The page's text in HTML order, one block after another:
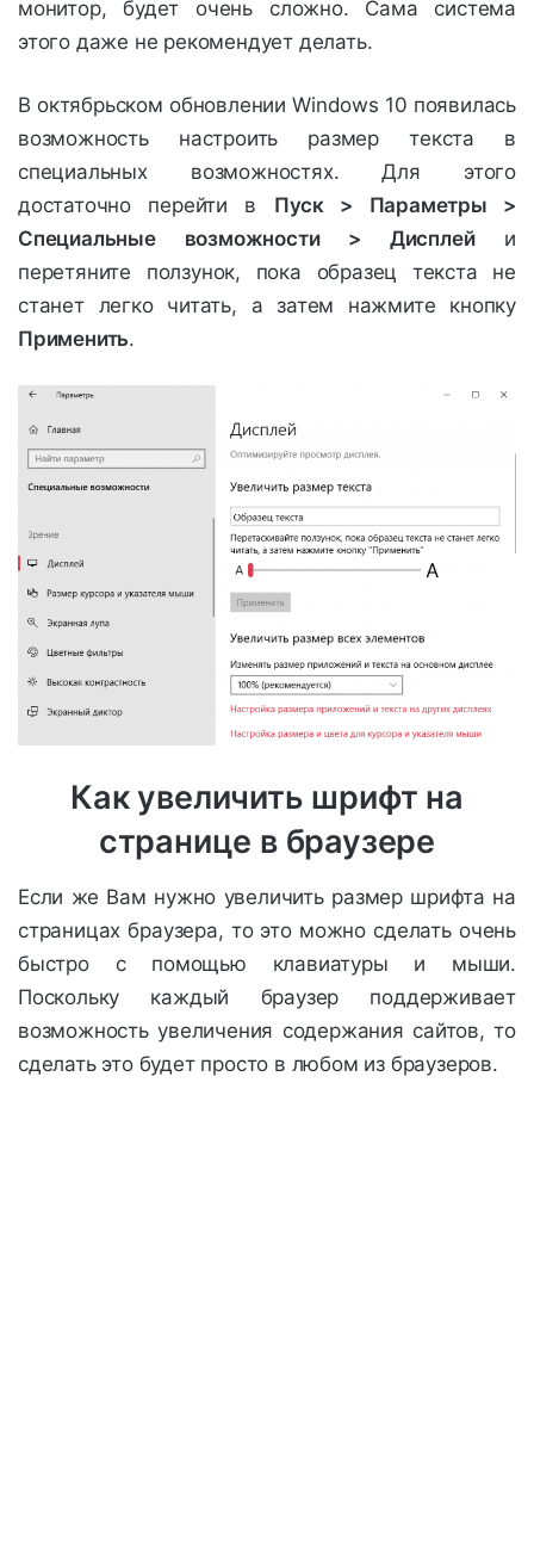
монитор, будет очень сложно. Сама система
этого даже не рекомендует делать.
В октябрьском обновлении Windows 10 появилась
возможность настроить размер текста в
специальных возможностях. Для этого
достаточно перейти в Пуск > Параметры >
Специальные возможности > Дисплейи
перетяните ползунок, пока образец текста не
станет легко читать, а затем нажмите кнопку
Применить.
Как увеличить шрифт на
странице в браузере
Если же Вам нужно увеличить размер шрифта на
страницах браузера, то это можно сделать очень
быстро с помощью клавиатуры и мыши.
Поскольку каждый браузер поддерживает
возможность увеличения содержания сайтов, то
сделать это будет просто в любом из браузеров.